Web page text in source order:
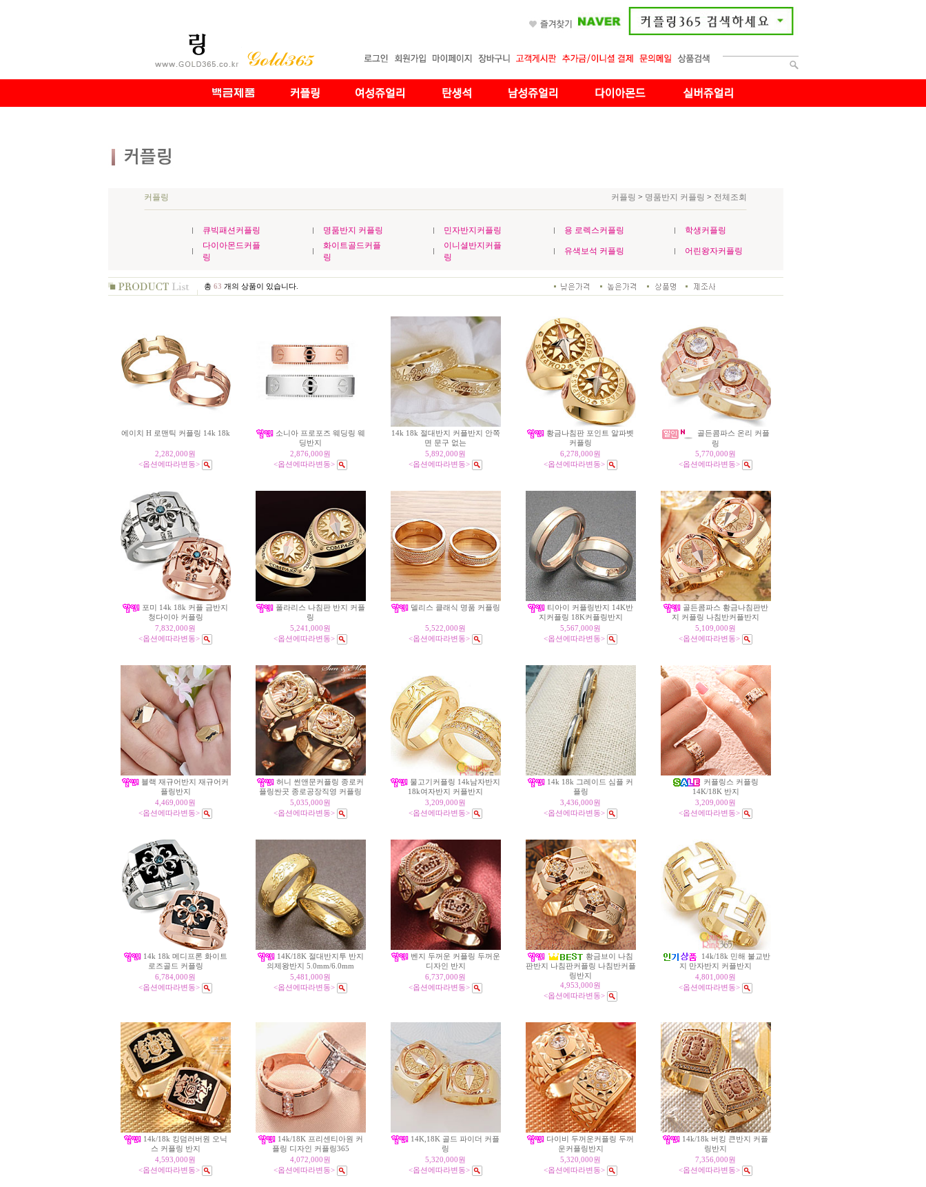
커플링 커플링 > 명품반지 커플링 > 전체조회
큐빅패션커플링 명품반지 커플링 민자반지커플링 용 로렉스커플링
학생커플링
다이아몬드커플
링
화이트골드커플
링
이니셜반지커플
링
유색보석 커플링 어린왕자커플링
총 63 개의 상품이 있습니다.
에이치 H 로맨틱 커플링 14k 18k
2,282,000원
<옵션에따라변동>
소니아 프로포즈 웨딩링 웨
딩반지
2,876,000원
<옵션에따라변동>
14k 18k 절대반지 커플반지 안쪽
면 문구 없는
5,892,000원
<옵션에따라변동>
황금나침판 포인트 알파벳
커플링
6,278,000원
<옵션에따라변동>
골든콤파스 온리 커플
링
5,770,000원
<옵션에따라변동>
포미 14k 18k 커플 금반지
청다이아 커플링
7,832,000원
<옵션에따라변동>
폴라리스 나침판 반지 커플
링
5,241,000원
<옵션에따라변동>
델리스 클래식 명품 커플링
5,522,000원
<옵션에따라변동>
티아이 커플링반지 14K반
지커플링 18K커플링반지
5,567,000원
<옵션에따라변동>
골든콤파스 황금나침판반
지 커플링 나침반커플반지
5,109,000원
<옵션에따라변동>
블랙 재규어반지 재규어커
플링반지
4,469,000원
<옵션에따라변동>
허니 썬앤문커플링 종로커
플링싼곳 종로공장직영 커플링
5,035,000원
<옵션에따라변동>
물고기커플링 14k남자반지
18k여자반지 커플반지
3,209,000원
<옵션에따라변동>
14k 18k 그레이드 심플 커
플링
3,436,000원
<옵션에따라변동>
커플링스 커플링
14K/18K 반지
3,209,000원
<옵션에따라변동>
14k 18k 메디프론 화이트
로즈골드 커플링
6,784,000원
<옵션에따라변동>
14K/18K 절대반지투 반지
의제왕반지 5.0mm/6.0mm
5,481,000원
<옵션에따라변동>
벤지 두꺼운 커플링 두꺼운
디자인 반지
6,737,000원
<옵션에따라변동>
황금브이 나침
판반지 나침판커플링 나침반커플
링반지
4,953,000원
<옵션에따라변동>
14k/18k 민해 불교반
지 만자반지 커플반지
4,801,000원
<옵션에따라변동>
14k/18k 킹덤러버원 오닉
스 커플링 반지
4,593,000원
<옵션에따라변동>
14k/18K 프리센티아원 커
플링 디자인 커플링365
4,072,000원
<옵션에따라변동>
14K,18K 골드 파이더 커플
링
5,320,000원
<옵션에따라변동>
다이비 두꺼운커플링 두꺼
운커플링반지
5,320,000원
<옵션에따라변동>
14k/18k 버킹 큰반지 커플
링반지
7,356,000원
<옵션에따라변동>